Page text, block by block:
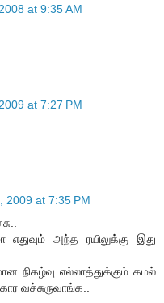
at 9:35 AM
at 7:27 PM
2009 at 7:35 PM
எதுவும் அந்த ரயிலுக்கு இது
நிகழ்வு எல்லாத்துக்கும் கமல்
வச்சுருவாங்க..